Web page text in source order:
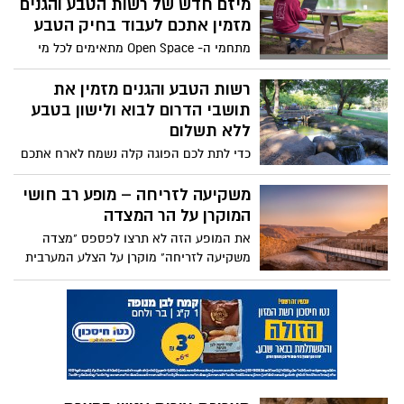
מיזם חדש של רשות הטבע והגנים
מזמין אתכם לעבוד בחיק הטבע
מתחמי ה- Open Space מתאימים לכל מי
שמחפש מקום נעים, שקט ומיוחד לעבוד
וללמוד בו באוויר ובנוף הפתוח, ולקיים מפגשי
עבודה עסקיים ומפגשי צוותים מרוכזים.
אינטרנט Wifi ונקודות חשמל להטענת
רשות הטבע והגנים מזמין את
תושבי הדרום לבוא ולישון בטבע
ללא תשלום
כדי לתת לכם הפוגה קלה נשמח לארח אתכם
בחניוני הלילה של רשות הטבע והגנים ללא
תשלום, החל מהיום בערב ועד מוצאי שבת.
משקיעה לזריחה – מופע רב חושי
המוקרן על הר המצדה
את המופע הזה לא תרצו לפספס "מצדה
משקיעה לזריחה" מוקרן על הצלע המערבית
של ההר (מאזור הסוללה עד הארמון הצפוני)
ומשלב בו אמצעי המחשה חדישים: טכנולוגיה
שנעשו בארץ בשילוב אפקטים ייחודיים של
תאורה ועשן. הפסקול המרגש נכתב במיוחד
למופע על ידי המוזיקאי שלמה גרוניך ובביצועו